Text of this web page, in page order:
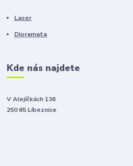
Laser
Dioramata
Kde nás najdete
V Alejíčkách 136
250 65 Líbeznice